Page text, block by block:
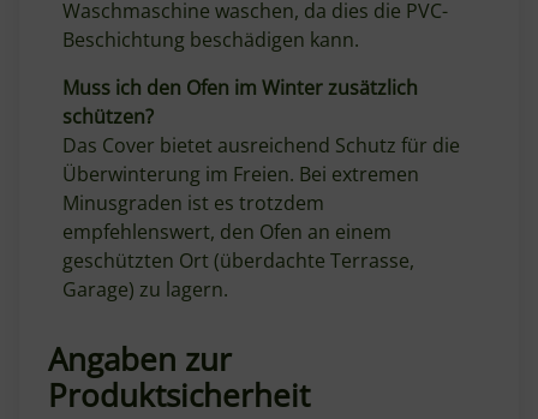
Waschmaschine waschen, da dies die PVC-
Beschichtung beschädigen kann.
Muss ich den Ofen im Winter zusätzlich
schützen?
Das Cover bietet ausreichend Schutz für die
Überwinterung im Freien. Bei extremen
Minusgraden ist es trotzdem
empfehlenswert, den Ofen an einem
geschützten Ort (überdachte Terrasse,
Garage) zu lagern.
Angaben zur
Produktsicherheit